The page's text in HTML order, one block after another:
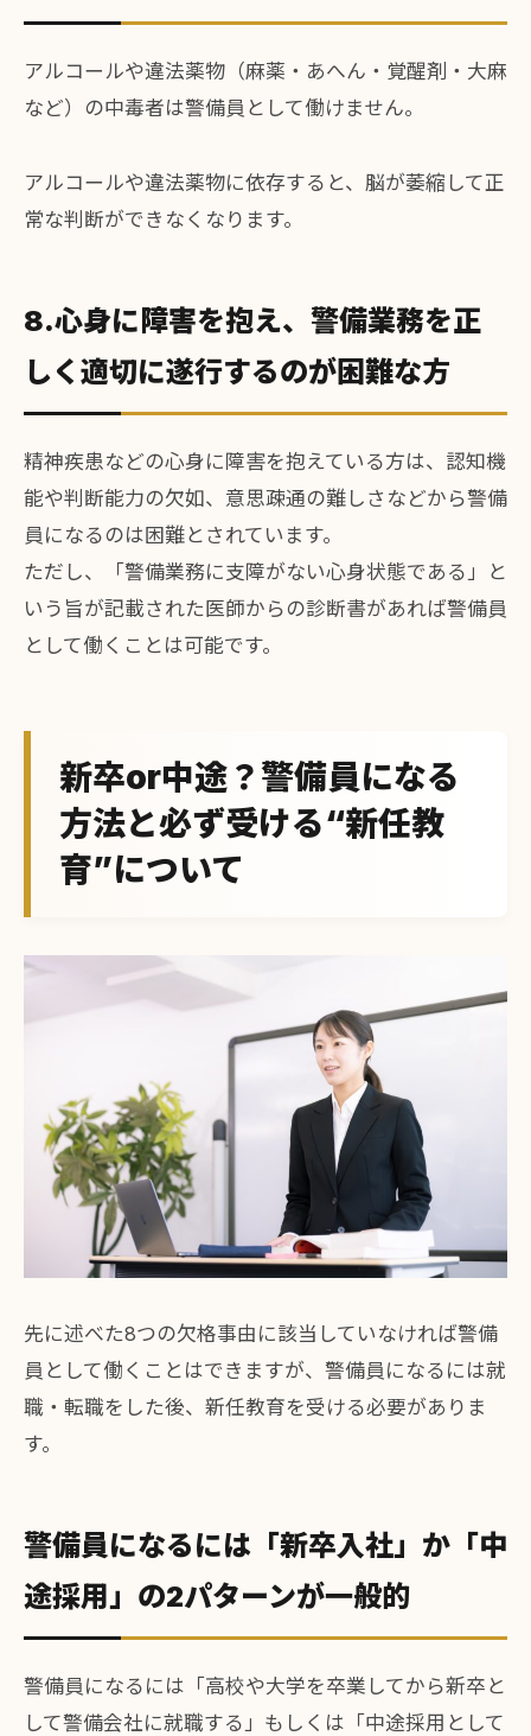
アルコールや違法薬物（麻薬・あへん・覚醒剤・大麻
など）の中毒者は警備員として働けません。
アルコールや違法薬物に依存すると、脳が萎縮して正
常な判断ができなくなります。
8.心身に障害を抱え、警備業務を正
しく適切に遂行するのが困難な方
精神疾患などの心身に障害を抱えている方は、認知機
能や判断能力の欠如、意思疎通の難しさなどから警備
員になるのは困難とされています。
ただし、「警備業務に支障がない心身状態である」と
いう旨が記載された医師からの診断書があれば警備員
として働くことは可能です。
新卒or中途？警備員になる
方法と必ず受ける“新任教
育”について
先に述べた8つの欠格事由に該当していなければ警備
員として働くことはできますが、警備員になるには就
職・転職をした後、新任教育を受ける必要がありま
す。
警備員になるには「新卒入社」か「中
途採用」の2パターンが一般的
警備員になるには「高校や大学を卒業してから新卒と
して警備会社に就職する」もしくは「中途採用として